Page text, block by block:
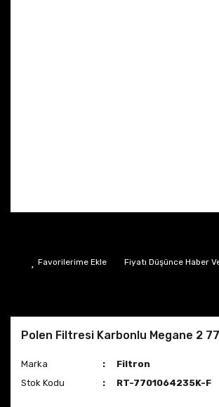
Fiyatı Düşünce Haber
Polen Filtresi Karbonlu Megane 2
Marka
Filtron
Stok Kodu
RT-7701064235K-F